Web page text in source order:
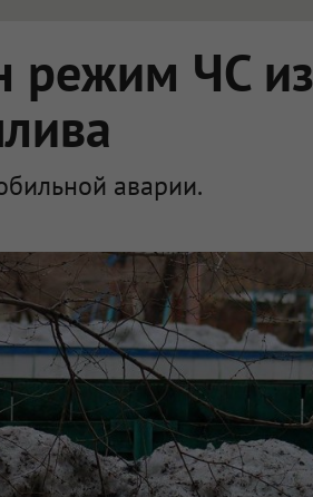
режим ЧС
аварии.